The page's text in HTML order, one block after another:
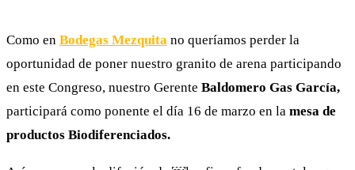
Como en Bodegas Mezquita no queríamos perder la
oportunidad de poner nuestro granito de arena participando
en este Congreso, nuestro Gerente Baldomero Gas García,
participará como ponente el día 16 de marzo en la mesa de
productos Biodiferenciados.